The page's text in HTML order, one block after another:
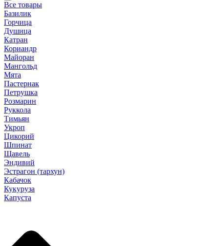
Все товары
Базилик
Горчица
Душица
Катран
Кориандр
Майоран
Мангольд
Мята
Пастернак
Петрушка
Розмарин
Руккола
Тимьян
Укроп
Цикорий
Шпинат
Щавель
Эндивий
Эстрагон (тархун)
Кабачок
Кукуруза
Капуста